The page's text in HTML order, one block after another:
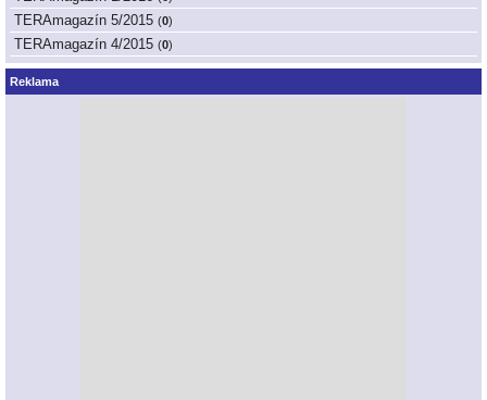
TERAmagazín 5/2015 (0)
TERAmagazín 4/2015 (0)
Reklama